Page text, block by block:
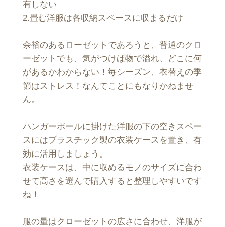
有しない
2.畳む洋服は各収納スペースに収まるだけ
余裕のあるローゼットであろうと、普通のクロ
ーゼットでも、気がつけば物で溢れ、どこに何
があるかわからない！毎シーズン、衣替えの季
節はストレス！なんてことにもなりかねませ
ん。
ハンガーポールに掛けた洋服の下の空きスペー
スにはプラスチック製の衣装ケースを置き、有
効に活用しましょう。
衣装ケースは、中に収めるモノのサイズに合わ
せて高さを選んで購入すると整理しやすいです
ね！
服の量はクローゼットの広さに合わせ、洋服が